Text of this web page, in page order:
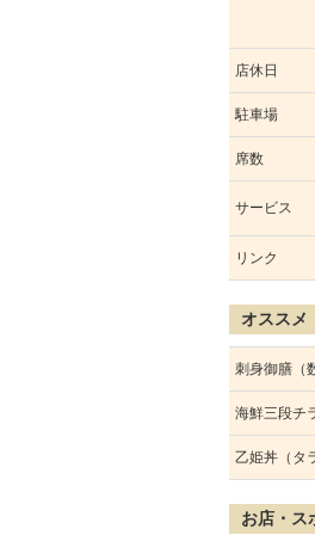
店休日
駐車場
席数
サービス
リンク
オススメ
刺身御膳（
海鮮三段チ
乙姫丼（タ
お店・ス